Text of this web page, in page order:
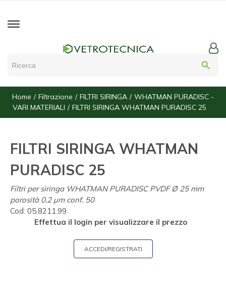
search
Home Filtrazione FILTRI SIRINGA
WHATMAN PURADISC -
VARI MATERIALI
FILTRI SIRINGA WHATMAN PURADISC 25
FILTRI SIRINGA WHATMAN
PURADISC 25
Filtri per siringa WHATMAN PURADISC PVDF Ø 25 mm
porosità 0,2 µm conf. 50
Cod: 05.8211.99
Effettua il login per visualizzare il prezzo
ACCEDI/REGISTRATI